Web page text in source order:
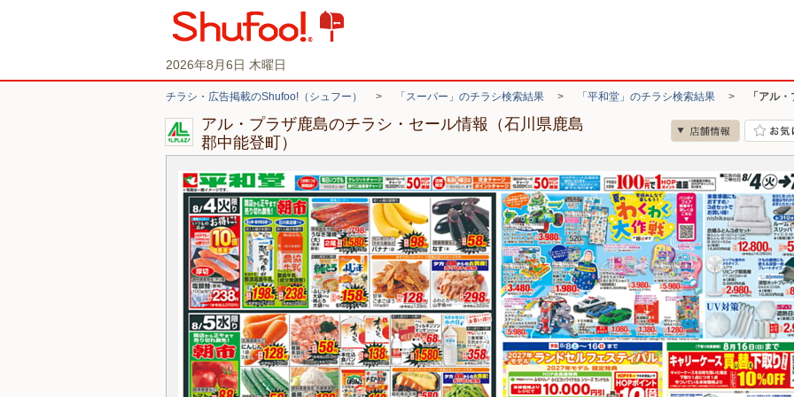
2026年8月6日 木曜日
チラシ・広告掲載のShufoo!（シュフー） > 「スーパー」のチラシ検索結果 > 「平和堂」のチラシ検索結果 > 「アル
アル・プラザ鹿島のチラシ・セール情報（石川県鹿島
郡中能登町）